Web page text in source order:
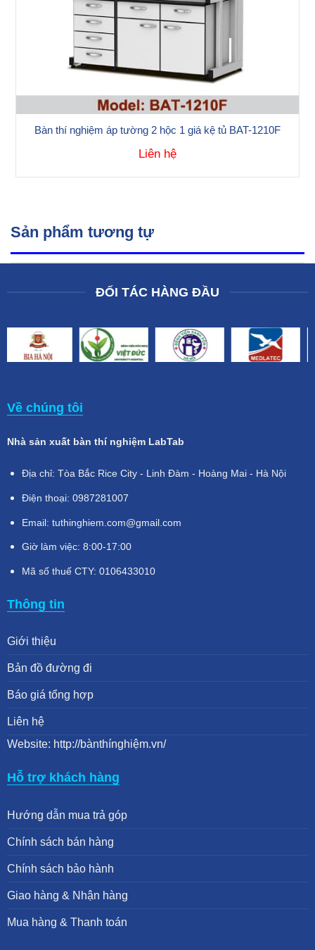
Bàn thí nghiệm áp tường 2 hộc 1 giá kệ tủ BAT-1210F
Liên hệ
Sản phẩm tương tự
ĐỐI TÁC HÀNG ĐẦU
Về chúng tôi
Nhà sản xuất bàn thí nghiệm LabTab
Địa chỉ: Tòa Bắc Rice City - Linh Đàm - Hoàng Mai - Hà Nội
Điện thoại: 0987281007
Email: tuthinghiem.com@gmail.com
Giờ làm việc: 8:00-17:00
Mã số thuế CTY: 0106433010
Thông tin
Giới thiệu
Bản đồ đường đi
Báo giá tổng hợp
Liên hệ
Website: http://bànthínghiệm.vn/
Hỗ trợ khách hàng
Hướng dẫn mua trả góp
Chính sách bán hàng
Chính sách bảo hành
Giao hàng & Nhận hàng
Mua hàng & Thanh toán